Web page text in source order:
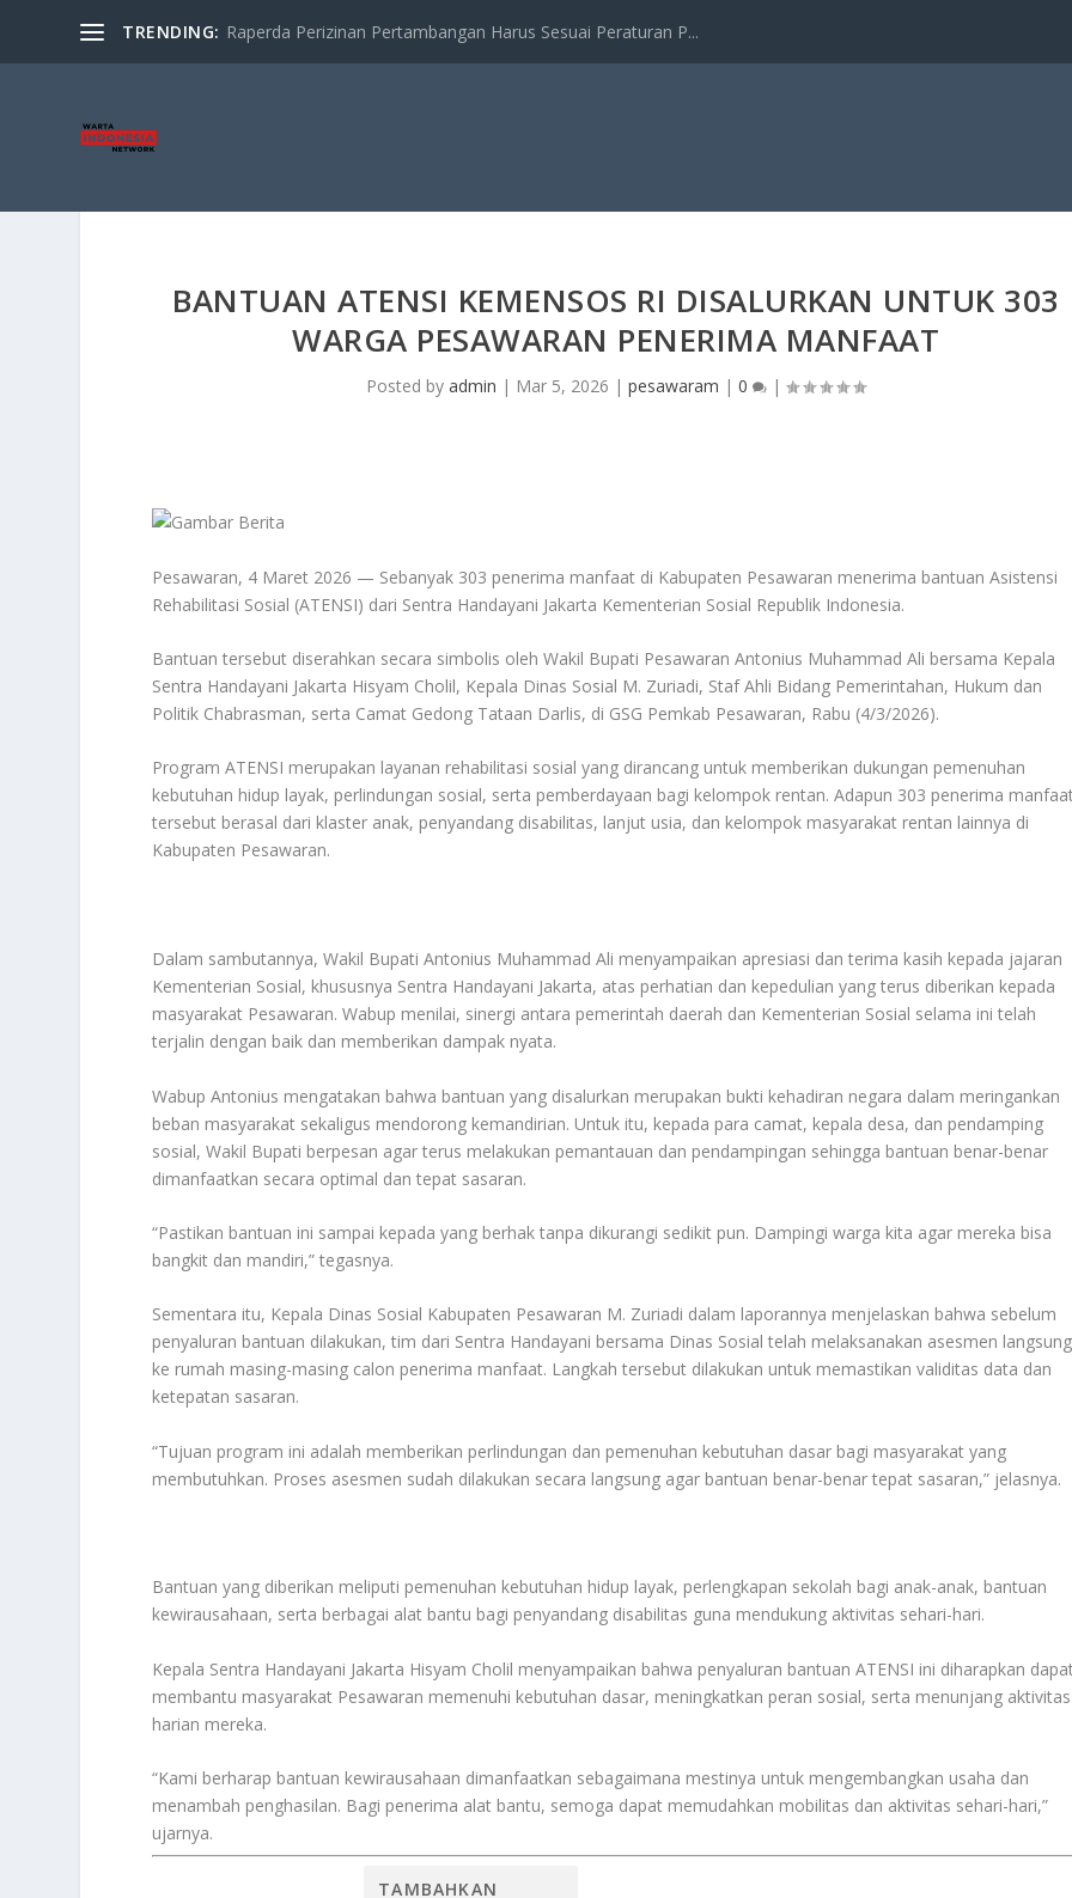
TRENDING: Raperda Perizinan Pertambangan Harus Sesuai Peraturan P...
BANTUAN ATENSI KEMENSOS RI DISALURKAN UNTUK 303
WARGA PESAWARAN PENERIMA MANFAAT
Posted byadmin | Mar 5, 2026 |pesawaram |0 |
Pesawaran, 4 Maret 2026 — Sebanyak 303 penerima manfaat di Kabupaten Pesawaran menerima bantuan Asistensi
Rehabilitasi Sosial (ATENSI) dari Sentra Handayani Jakarta Kementerian Sosial Republik Indonesia.
Bantuan tersebut diserahkan secara simbolis oleh Wakil Bupati Pesawaran Antonius Muhammad Ali bersama Kepala
Sentra Handayani Jakarta Hisyam Cholil, Kepala Dinas Sosial M. Zuriadi, Staf Ahli Bidang Pemerintahan, Hukum dan
Politik Chabrasman, serta Camat Gedong Tataan Darlis, di GSG Pemkab Pesawaran, Rabu (4/3/2026).
Program ATENSI merupakan layanan rehabilitasi sosial yang dirancang untuk memberikan dukungan pemenuhan
kebutuhan hidup layak, perlindungan sosial, serta pemberdayaan bagi kelompok rentan. Adapun 303 penerima
tersebut berasal dari klaster anak, penyandang disabilitas, lanjut usia, dan kelompok masyarakat rentan lainnya di
Kabupaten Pesawaran.
Dalam sambutannya, Wakil Bupati Antonius Muhammad Ali menyampaikan apresiasi dan terima kasih kepada jajaran
Kementerian Sosial, khususnya Sentra Handayani Jakarta, atas perhatian dan kepedulian yang terus diberikan kepada
masyarakat Pesawaran. Wabup menilai, sinergi antara pemerintah daerah dan Kementerian Sosial selama ini telah
terjalin dengan baik dan memberikan dampak nyata.
Wabup Antonius mengatakan bahwa bantuan yang disalurkan merupakan bukti kehadiran negara dalam meringankan
beban masyarakat sekaligus mendorong kemandirian. Untuk itu, kepada para camat, kepala desa, dan pendamping
sosial, Wakil Bupati berpesan agar terus melakukan pemantauan dan pendampingan sehingga bantuan benar-benar
dimanfaatkan secara optimal dan tepat sasaran.
“Pastikan bantuan ini sampai kepada yang berhak tanpa dikurangi sedikit pun. Dampingi warga kita agar mereka bisa
bangkit dan mandiri,” tegasnya.
Sementara itu, Kepala Dinas Sosial Kabupaten Pesawaran M. Zuriadi dalam laporannya menjelaskan bahwa sebelum
penyaluran bantuan dilakukan, tim dari Sentra Handayani bersama Dinas Sosial telah melaksanakan asesmen langsung
ke rumah masing-masing calon penerima manfaat. Langkah tersebut dilakukan untuk memastikan validitas data dan
ketepatan sasaran.
“Tujuan program ini adalah memberikan perlindungan dan pemenuhan kebutuhan dasar bagi masyarakat yang
membutuhkan. Proses asesmen sudah dilakukan secara langsung agar bantuan benar-benar tepat sasaran,” jelasnya.
Bantuan yang diberikan meliputi pemenuhan kebutuhan hidup layak, perlengkapan sekolah bagi anak-anak, bantuan
kewirausahaan, serta berbagai alat bantu bagi penyandang disabilitas guna mendukung aktivitas sehari-hari.
Kepala Sentra Handayani Jakarta Hisyam Cholil menyampaikan bahwa penyaluran bantuan ATENSI ini diharapkan
membantu masyarakat Pesawaran memenuhi kebutuhan dasar, meningkatkan peran sosial, serta menunjang aktivitas
harian mereka.
“Kami berharap bantuan kewirausahaan dimanfaatkan sebagaimana mestinya untuk mengembangkan usaha dan
menambah penghasilan. Bagi penerima alat bantu, semoga dapat memudahkan mobilitas dan aktivitas sehari-hari,”
ujarnya.